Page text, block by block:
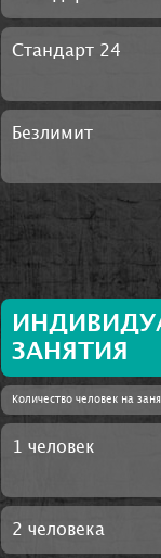
Стандарт 24
Безлимит
ЗАНЯТИЯ
Количество человек на
1 человек
2 человека